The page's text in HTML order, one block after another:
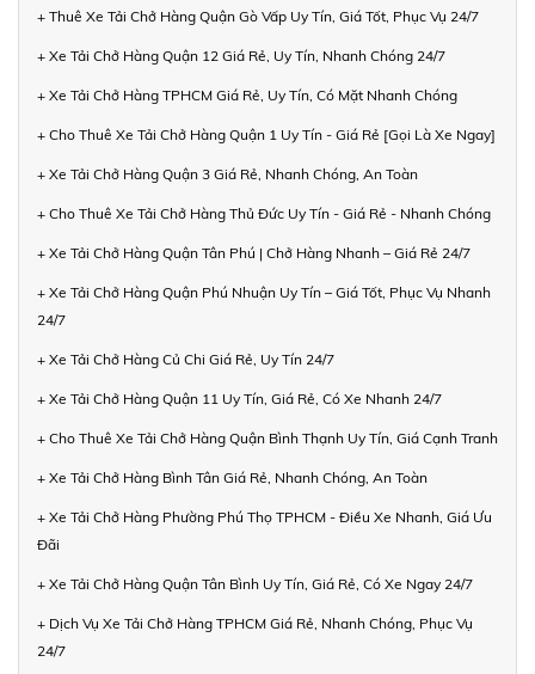
+ Thuê Xe Tải Chở Hàng Quận Gò Vấp Uy Tín, Giá Tốt, Phục Vụ 24/7
+ Xe Tải Chở Hàng Quận 12 Giá Rẻ, Uy Tín, Nhanh Chóng 24/7
+ Xe Tải Chở Hàng TPHCM Giá Rẻ, Uy Tín, Có Mặt Nhanh Chóng
+ Cho Thuê Xe Tải Chở Hàng Quận 1 Uy Tín - Giá Rẻ [Gọi Là Xe Ngay]
+ Xe Tải Chở Hàng Quận 3 Giá Rẻ, Nhanh Chóng, An Toàn
+ Cho Thuê Xe Tải Chở Hàng Thủ Đức Uy Tín - Giá Rẻ - Nhanh Chóng
+ Xe Tải Chở Hàng Quận Tân Phú | Chở Hàng Nhanh – Giá Rẻ 24/7
+ Xe Tải Chở Hàng Quận Phú Nhuận Uy Tín – Giá Tốt, Phục Vụ Nhanh
24/7
+ Xe Tải Chở Hàng Củ Chi Giá Rẻ, Uy Tín 24/7
+ Xe Tải Chở Hàng Quận 11 Uy Tín, Giá Rẻ, Có Xe Nhanh 24/7
+ Cho Thuê Xe Tải Chở Hàng Quận Bình Thạnh Uy Tín, Giá Cạnh Tranh
+ Xe Tải Chở Hàng Bình Tân Giá Rẻ, Nhanh Chóng, An Toàn
+ Xe Tải Chở Hàng Phường Phú Thọ TPHCM - Điều Xe Nhanh, Giá Ưu
Đãi
+ Xe Tải Chở Hàng Quận Tân Bình Uy Tín, Giá Rẻ, Có Xe Ngay 24/7
+ Dịch Vụ Xe Tải Chở Hàng TPHCM Giá Rẻ, Nhanh Chóng, Phục Vụ
24/7